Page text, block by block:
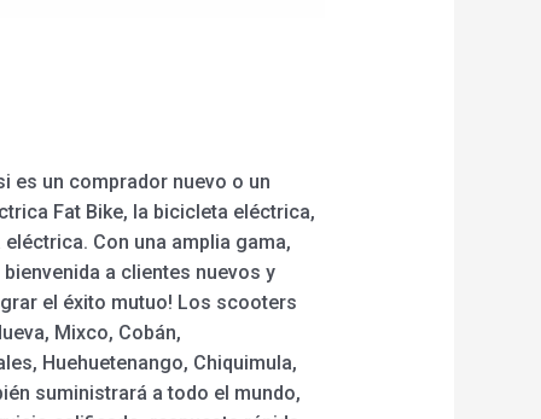
es un comprador nuevo o un
Fat Bike, la bicicleta eléctrica,
Con una amplia gama,
a clientes nuevos y
el éxito mutuo! Los scooters
Mixco, Cobán,
Huehuetenango, Chiquimula,
suministrará a todo el mundo,